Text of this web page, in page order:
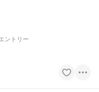
ントリー